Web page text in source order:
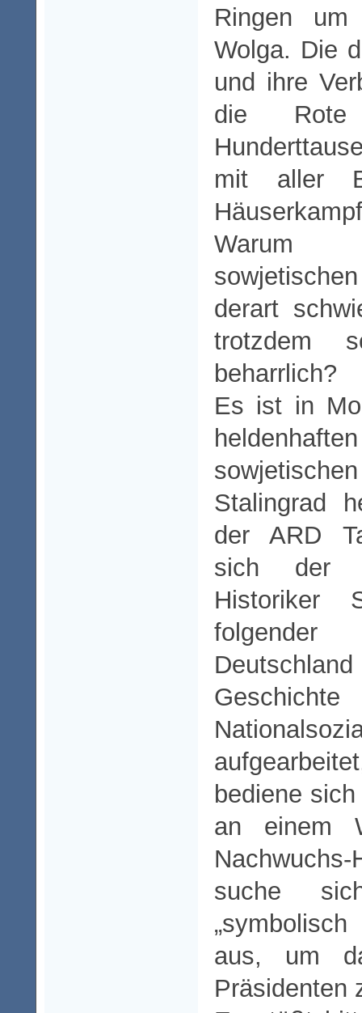
Ringen
Wolga. Die
und ihre
die Rote
mit aller
Warum
derart
trotzdem
beharrlich?
Es ist in
Stalingrad
der ARD
sich der
Historiker
bediene
an einem
suche
aus, um
Präsidenten